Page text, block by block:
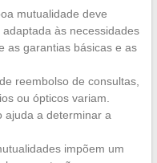
mutualidade deve
às necessidades
as garantias básicas e as
reembolso de consultas,
ou ópticos variam.
ajuda a determinar a
impõem um